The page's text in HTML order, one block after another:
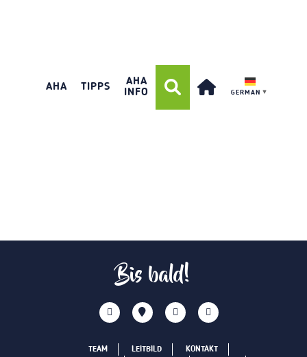
AHA TIPPS
AHA
INFO
GERMAN ▼
Bis bald!
TEAM LEITBILD
KONTAKT